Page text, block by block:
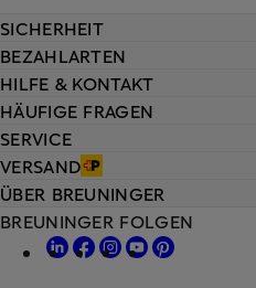
HILFE & KONTAKT
HÄUFIGE FRAGEN
SERVICE
VERSAND
SICHERHEIT
BEZAHLARTEN
ÜBER BREUNINGER
BREUNINGER FOLGEN